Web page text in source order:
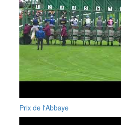
Prix de l'Abbaye